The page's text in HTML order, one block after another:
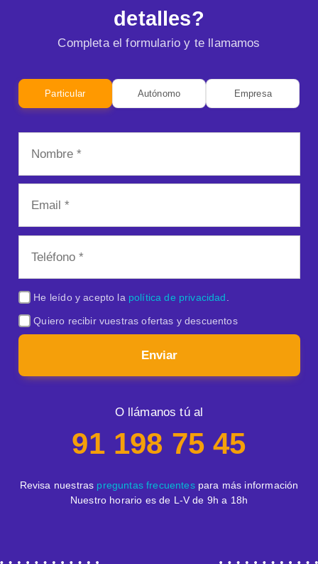
Isuzu Jaecoo Jeep
Mitsubishi Omoda Polestar
SERES Subaru Suzuki
detalles?
Completa el formulario y te llamamos
Particular Autónomo Empresa
He leído y acepto la política de privacidad
Quiero recibir vuestras ofertas y descuentos
Enviar
O llámanos tú al
91 198 75 45
Revisa nuestras preguntas frecuentespara más información
Nuestro horario es de L-V de 9h a 18h